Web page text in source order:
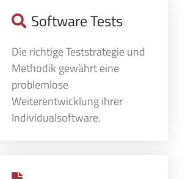
Software Tests
Die richtige Teststrategie und
Methodik gewährt eine
problemlose
Weiterentwicklung ihrer
Individualsoftware.